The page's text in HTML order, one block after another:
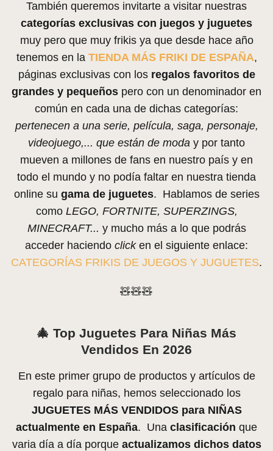
También queremos invitarte a visitar nuestras
categorías exclusivas con juegos y juguetes
muy pero que muy frikis ya que desde hace año
tenemos en la TIENDA MÁS FRIKI DE ESPAÑA,
páginas exclusivas con los regalos favoritos de
grandes y pequeños pero con un denominador en
común en cada una de dichas categorías:
pertenecen a una serie, película, saga, personaje,
videojuego,... que están de moda y por tanto
mueven a millones de fans en nuestro país y en
todo el mundo y no podía faltar en nuestra tienda
online su gama de juguetes. Hablamos de series
como LEGO, FORTNITE, SUPERZINGS,
MINECRAFT... y mucho más a lo que podrás
acceder haciendo clicken el siguiente enlace:
CATEGORÍAS FRIKIS DE JUEGOS Y JUGUETES.
🧸🧸🧸
🎄 Top Juguetes Para Niñas Más
Vendidos En 2026
En este primer grupo de productos y artículos de
regalo para niñas, hemos seleccionado los
JUGUETES MÁS VENDIDOS para NIÑAS
actualmente en España. Una clasificación que
varia día a día porque actualizamos dichos datos